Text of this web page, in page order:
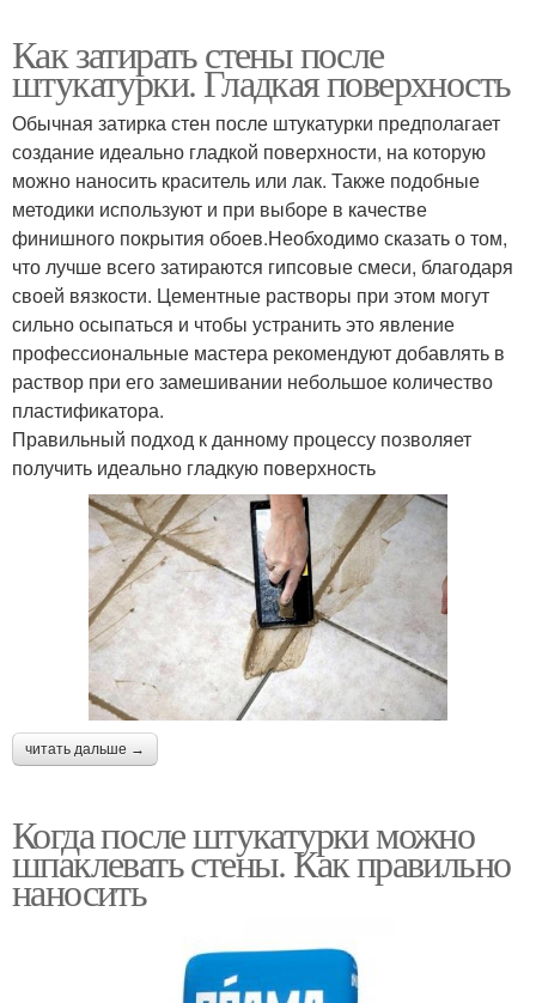
Как затирать стены после
штукатурки. Гладкая поверхность
Обычная затирка стен после штукатурки предполагает
создание идеально гладкой поверхности, на которую
можно наносить краситель или лак. Также подобные
методики используют и при выборе в качестве
финишного покрытия обоев.Необходимо сказать о том,
что лучше всего затираются гипсовые смеси, благодаря
своей вязкости. Цементные растворы при этом могут
сильно осыпаться и чтобы устранить это явление
профессиональные мастера рекомендуют добавлять в
раствор при его замешивании небольшое количество
пластификатора.
Правильный подход к данному процессу позволяет
получить идеально гладкую поверхность
читать дальше →
Когда после штукатурки можно
шпаклевать стены. Как правильно
наносить